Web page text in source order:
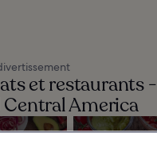
et restaurants -
America